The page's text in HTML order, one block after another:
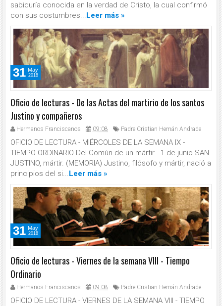
sabiduría conocida en la verdad de Cristo, la cual confirmó
con sus costumbres...Leer más »
Oficio de lecturas - De las Actas del martirio de los santos
Justino y compañeros
Hermanos Franciscanos 09:08 Padre Cristian Hernán Andrade
OFICIO DE LECTURA - MIÉRCOLES DE LA SEMANA IX -
TIEMPO ORDINARIO Del Común de un mártir - 1 de junio SAN
JUSTINO, mártir. (MEMORIA) Justino, filósofo y mártir, nació a
principios del si...Leer más »
31 May
2018
Oficio de lecturas - Viernes de la semana VIII - Tiempo
Ordinario
Hermanos Franciscanos 09:08 Padre Cristian Hernán Andrade
OFICIO DE LECTURA - VIERNES DE LA SEMANA VIII - TIEMPO
31 May
2018